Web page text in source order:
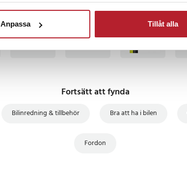
Anpassa Tillåt alla
BÄSTSÄLJARE
Fortsätt att fynda
Bilinredning & tillbehör Bra att ha i bilen
Fordon